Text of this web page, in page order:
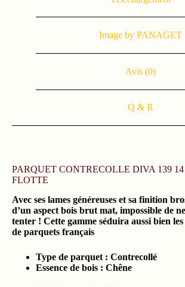
Image by PANAGET
Avis (0)
Q & R
PARQUET CONTRECOLLE DIVA 139
FLOTTE
Avec ses lames généreuses et sa finition
d’un aspect bois brut mat, impossible de
tenter ! Cette gamme séduira aussi bien
de parquets français
Type de parquet : Contrecollé
Essence de bois : Chêne